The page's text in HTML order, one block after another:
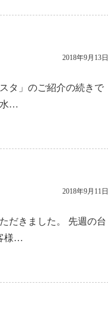
2018年9月13日
タ」のご紹介の続きで
水…
2018年9月11日
だきました。 先週の台
様…